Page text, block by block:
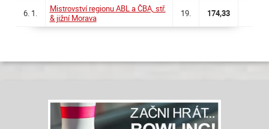
6. 1.
Mistrovství regionu ABL a ČBA, stř.
& jižní Morava
19. 174,33